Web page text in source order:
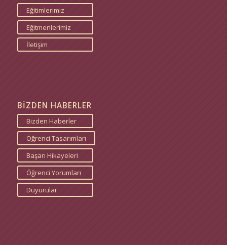
Eğitimlerimiz
Eğitmenlerimiz
İletişim
BİZDEN HABERLER
Bizden Haberler
Öğrenci Tasarımları
Başarı Hikayeleri
Öğrenci Yorumları
Duyurular